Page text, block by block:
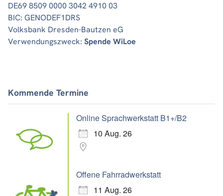
DE69 8509 0000 3042 4910 03
BIC: GENODEF1DRS
Volksbank Dresden-Bautzen eG
Verwendungszweck: Spende WiLoe
Kommende Termine
Online Sprachwerkstatt B1+/B2
10 Aug. 26
Offene Fahrradwerkstatt
11 Aug. 26